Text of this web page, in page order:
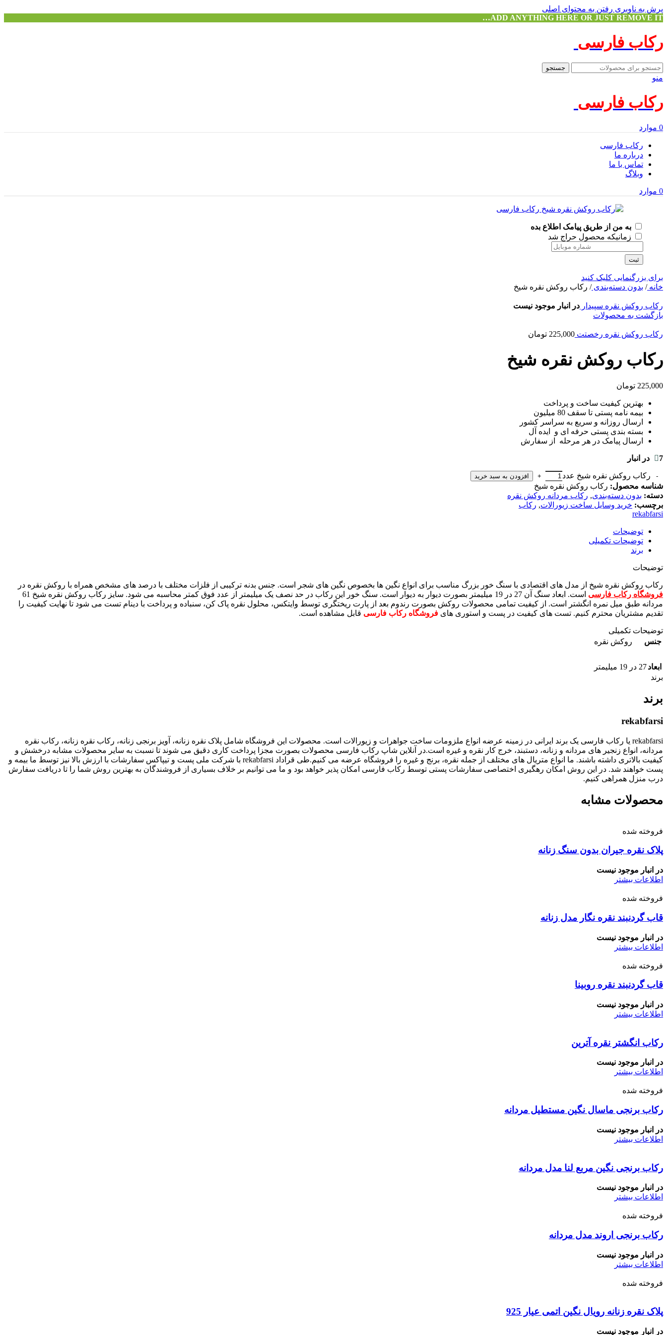
پرش به ناوبری رفتن به محتوای اصلی
ADD ANYTHING HERE OR JUST REMOVE IT…
رکاب فارسی
جستجو
منو
رکاب فارسی
0 موارد
رکاب فارسی
درباره ما
تماس با ما
وبلاگ
0 موارد
به من از طریق پیامک اطلاع بده
زمانیکه محصول حراج شد
ثبت
برای بزرگنمایی کلیک کنید
خانه/ بدون دسته‌بندی/ رکاب روکش نقره شیخ
رکاب روکش نقره سپیدار در انبار موجود نیست
بازگشت به محصولات
رکاب روکش نقره رخصتت 225,000 تومان
رکاب روکش نقره شیخ
225,000 تومان
بهترین کیفیت ساخت و پرداخت
بیمه نامه پستی تا سقف 80 میلیون
ارسال روزانه و سریع به سراسر کشور
بسته بندی پستی حرفه ای و ایده آل
ارسال پیامک در هر مرحله از سفارش
7 در انبار
رکاب روکش نقره شیخ عدد افزودن به سبد خرید
شناسه محصول: رکاب روکش نقره شیخ
دسته: بدون دسته‌بندی, رکاب مردانه روکش نقره
برچسب: خرید وسایل ساخت زیورالات, رکاب
rekabfarsi
توضیحات
توضیحات تکمیلی
برند
توضیحات
رکاب روکش نقره شیخ از مدل های اقتصادی با سنگ خور بزرگ مناسب برای انواع نگین ها بخصوص نگین های شجر است. جنس بدنه ترکیبی از فلزات مختلف با درصد های مشخص همراه با روکش نقره در
فروشگاه رکاب فارسی
است. ابعاد سنگ آن 27 در 19 میلیمتر بصورت دیوار به دیوار است. سنگ خور این رکاب در حد نصف یک میلیمتر از عدد فوق کمتر محاسبه می شود. سایز رکاب روکش نقره شیخ 61
مردانه طبق میل نمره انگشتر است. از کیفیت تمامی محصولات روکش بصورت رندوم بعد از پارت ریختگری توسط وایتکس، محلول نقره پاک کن، سنباده و پرداخت با دینام تست می شود تا نهایت کیفیت را
تقدیم مشتریان محترم کنیم. تست های کیفیت در پست و استوری های فروشگاه رکاب فارسی قابل مشاهده است.
توضیحات تکمیلی
جنس
روکش نقره
ابعاد27 در 19 میلیمتر
برند
برند
rekabfarsi
rekabfarsi یا رکاب فارسی یک برند ایرانی در زمینه عرضه انواع ملزومات ساخت جواهرات و زیورالات است. محصولات این فروشگاه شامل پلاک نقره زنانه، آویز برنجی زنانه، رکاب نقره زنانه، رکاب نقره
مردانه، انواع زنجیر های مردانه و زنانه، دستبند، خرج کار نقره و غیره است.در آنلاین شاپ رکاب فارسی محصولات بصورت مجزا پرداخت کاری دقیق می شوند تا نسبت به سایر محصولات مشابه درخشش و
کیفیت بالاتری داشته باشند. ما انواع متریال های مختلف از جمله نقره، برنج و غیره را فروشگاه عرضه می کنیم.طی قراداد rekabfarsi با شرکت ملی پست و تیپاکس سفارشات با ارزش بالا نیز توسط ما بیمه و
پست خواهند شد. در این روش امکان رهگیری اختصاصی سفارشات پستی توسط رکاب فارسی امکان پذیر خواهد بود و ما می توانیم بر خلاف بسیاری از فروشندگان به بهترین روش شما را تا دریافت سفارش
درب منزل همراهی کنیم.
محصولات مشابه
فروخته شده
پلاک نقره جیران بدون سنگ زنانه
در انبار موجود نیست
اطلاعات بیشتر
فروخته شده
قاب گردنبند نقره نگار مدل زنانه
در انبار موجود نیست
اطلاعات بیشتر
فروخته شده
قاب گردنبند نقره روبینا
در انبار موجود نیست
اطلاعات بیشتر
رکاب انگشتر نقره آترین
در انبار موجود نیست
اطلاعات بیشتر
فروخته شده
رکاب برنجی ماسال نگین مستطیل مردانه
در انبار موجود نیست
اطلاعات بیشتر
رکاب برنجی نگین مربع لنا مدل مردانه
در انبار موجود نیست
اطلاعات بیشتر
فروخته شده
رکاب برنجی اروند مدل مردانه
در انبار موجود نیست
اطلاعات بیشتر
فروخته شده
پلاک نقره زنانه رویال نگین اتمی عیار 925
در انبار موجود نیست